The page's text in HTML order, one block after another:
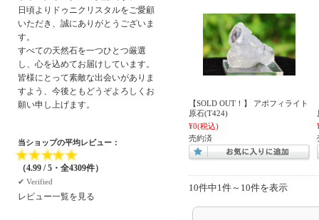
【SOLD OUT！】 アポフィライト
原石(T424)
¥0(税込)
売約済
10件中1件～10件を表示
日頃よりドゥニクリスタルをご愛顧
いただき、誠にありがとうございま
す。
すべての天然石を一つひとつ厳選
し、心を込めてお届けしています。
皆様にとって素敵な出会いがありま
すよう、今後ともどうぞよろしくお
願い申し上げます。
当ショップの平均レビュー：
★★★★★
（4.99 / 5・全4309件）
✔︎ Verified
レビュー一覧を見る